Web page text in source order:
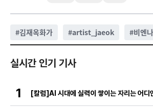
#김재옥화가 #artist_jaeok #비엔
실시간 인기 기사
1 [칼럼]AI 시대에 실력이 쌓이는 자리는 어디